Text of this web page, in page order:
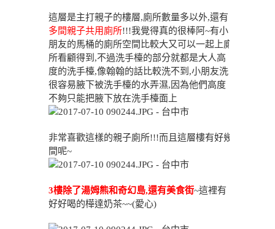
這層是主打親子的樓層,廁所數量多以外,還有
多間親子共用廁所!!!我覺得真的很棒阿~有小
朋友的馬桶的廁所空間比較大又可以一起上廁
所看顧得到,不過洗手檯的部分就都是大人高
度的洗手檯,像翰翰的話比較洗不到,小朋友洗
很容易腋下被洗手檯的水弄濕,因為他們高度
不夠只能把腋下放在洗手檯面上
非常喜歡這樣的親子廁所!!!而且這層樓有好幾
間呢~
3樓除了湯姆熊和奇幻島,還有美食街~這裡有
好好喝的樺達奶茶~~(愛心)